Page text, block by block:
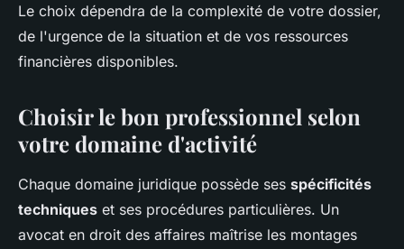
Le choix dépendra de la complexité de votre dossier,
de l'urgence de la situation et de vos ressources
financières disponibles.
Choisir le bon professionnel selon
votre domaine d'activité
Chaque domaine juridique possède ses spécificités
techniques et ses procédures particulières. Un
avocat en droit des affaires maîtrise les montages